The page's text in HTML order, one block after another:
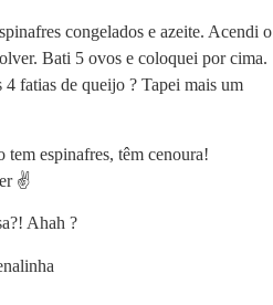
congelados e azeite. Acendi o
Bati 5 ovos e coloquei por cima.
fatias de queijo ? Tapei mais um
espinafres, têm cenoura!
✌
Ahah ?